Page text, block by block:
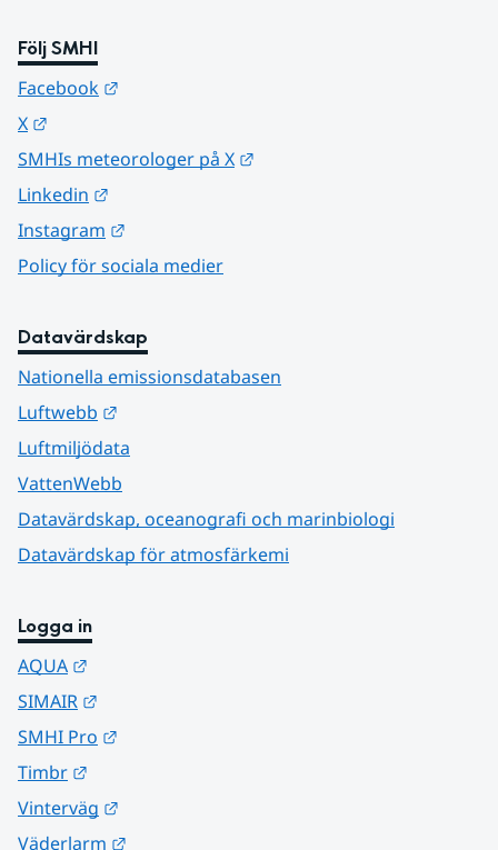
Följ SMHI
Facebook
X
SMHIs meteorologer på X
Linkedin
Instagram
Policy för sociala medier
Datavärdskap
Nationella emissionsdatabasen
Luftwebb
Luftmiljödata
VattenWebb
Datavärdskap, oceanografi och marinbiologi
Datavärdskap för atmosfärkemi
Logga in
AQUA
SIMAIR
SMHI Pro
Timbr
Vinterväg
Väderlarm